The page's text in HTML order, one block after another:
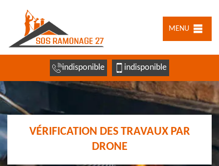
MENU
indisponible indisponible
VÉRIFICATION DES TRAVAUX PAR
DRONE